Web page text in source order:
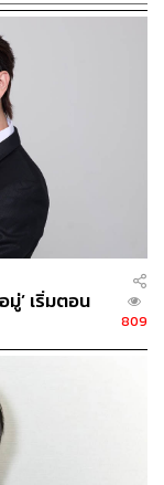
’ เริ่มตอน
809